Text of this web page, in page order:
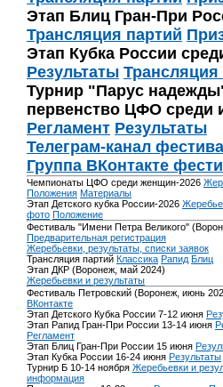
Этап Блиц Гран-При
Трансляция партий
Этап Кубка России
Результаты Трансляция
Турнир "Парус
первенство ЦФО среди
Регламент Результаты
Телеграм-канал
Группа ВКонтакте
Чемпионаты ЦФО среди женщин-2026
Положения Материалы
Этап Детского кубка России-2026
фото Положение
Фестиваль "Имени Петра Великого"
Предварительная регистрация
Жеребьевки, результаты, списки заявок
Трансляция партий Классика Рапид Блиц
Этап ДКР (Воронеж, май 2024)
Жеребьевки и результаты
Фестиваль Петровский (Воронеж, июнь
ВКонтакте
Этап Детского Кубка России 7-12 июня
Этап Рапид Гран-При России 13-14 июня
Регламент
Этап Блиц Гран-При России 15 июня
Этап Кубка России 16-24 июня Результаты
Турнир Б 10-14 ноября Жеребьевки и
информация